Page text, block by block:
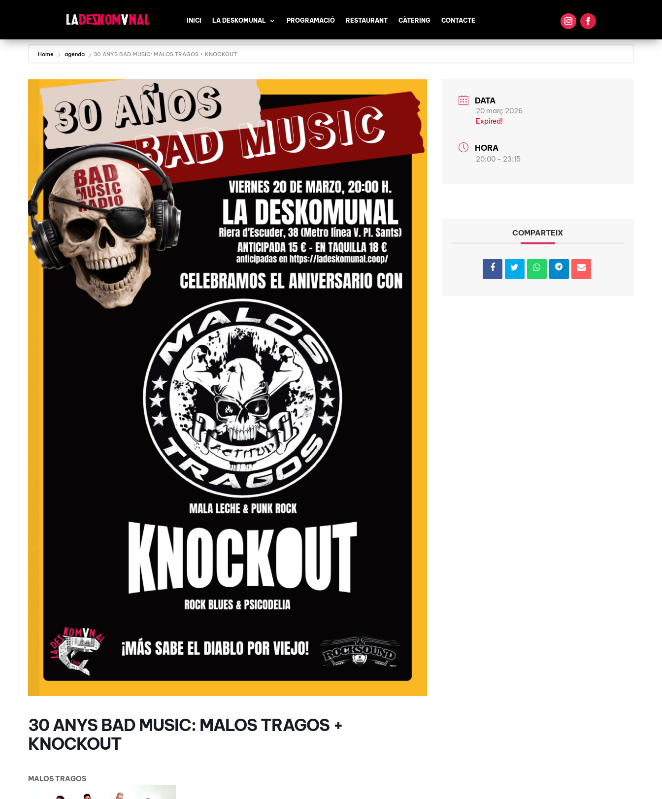
INICI LA DESKOMUNAL PROGRAMACIÓ RESTAURANT CÀTERING CONTACTE
Home agenda 30 ANYS BAD MUSIC: MALOS TRAGOS + KNOCKOUT
30 ANYS BAD MUSIC: MALOS TRAGOS +
KNOCKOUT
MALOS TRAGOS
DATA
20 març 2026
Expired!
HORA
20:00 - 23:15
COMPARTEIX